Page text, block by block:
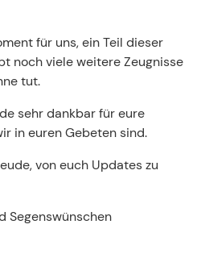
für uns, ein Teil dieser
noch viele weitere Zeugnisse
tut.
sehr dankbar für eure
in euren Gebeten sind.
von euch Updates zu
Segenswünschen